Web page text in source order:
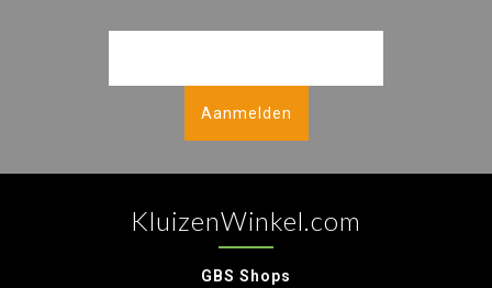
Aanmelden
KluizenWinkel.com
GBS Shops